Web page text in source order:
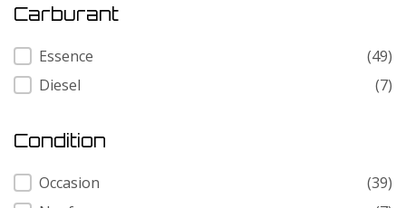
Carburant
Carburant
Essence
(49)
Diesel
(7)
Condition
Condition
Occasion
(39)